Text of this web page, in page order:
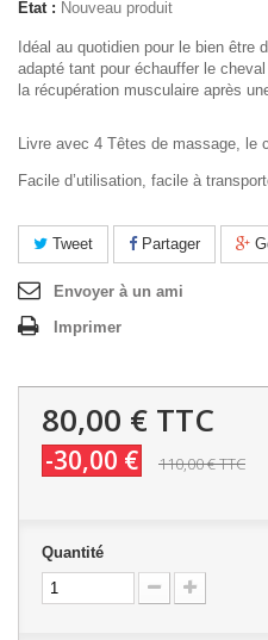
État : Nouveau produit
Idéal au quotidien pour le bien
adapté tant pour échauffer le
la récupération musculaire après
Livre avec 4 Têtes de massage, le
Facile d’utilisation, facile à
Tweet Partager
Envoyer à un ami
Imprimer
80,00 € TTC
-30,00 € 110,00 €TTC
Quantité